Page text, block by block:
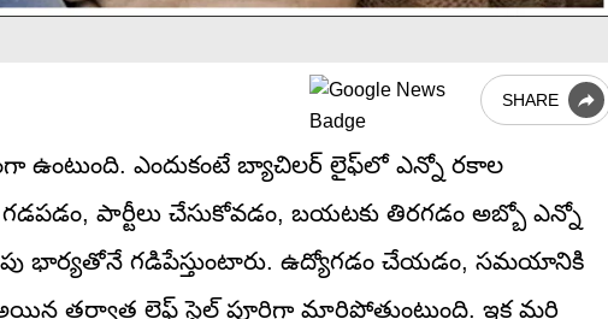
SHARE
ఉంటుంది. ఎందుకంటే బ్యాచిలర్‌ లైఫ్‌లో ఎన్నో రకాల
పార్టీలు చేసుకోవడం, బయటకు తిరగడం అబ్బో ఎన్నో
భార్యతోనే గడిపేస్తుంటారు. ఉద్యోగడం చేయడం, సమయానికి
అయిన తర్వాత లైఫ్‌ స్టైల్‌ పూర్తిగా మారిపోతుంటుంది. ఇక మరి